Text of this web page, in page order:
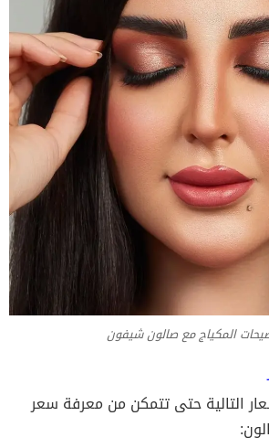
المكياج مع صالون شيفون
التالية حتى تتمكن من معرفة سعر